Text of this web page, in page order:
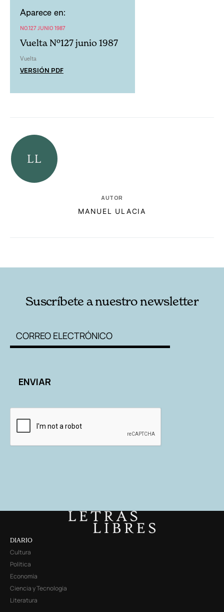
Aparece en:
NO.127 JUNIO 1987
Vuelta Nº127 junio 1987
Vuelta
VERSIÓN PDF
AUTOR
MANUEL ULACIA
Suscríbete a nuestro newsletter
DIARIO
Cultura
Política
Economía
Ciencia y Tecnología
Literatura